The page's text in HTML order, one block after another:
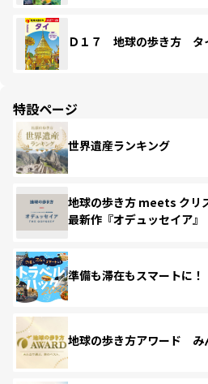
Ｄ１７ 地球の歩き方 タ
特設ページ
世界遺産ランキング
地球の歩き方 meets クリ
最新作『オデュッセイア』
準備も滞在もスマートに
地球の歩き方アワード み